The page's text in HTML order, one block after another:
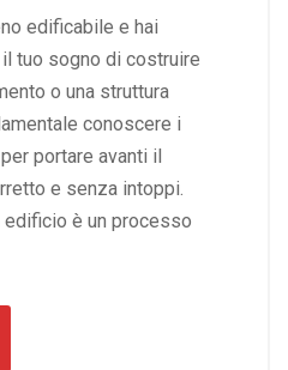
edificabile e hai
tuo sogno di costruire
o una struttura
conoscere i
portare avanti il
e senza intoppi.
è un processo